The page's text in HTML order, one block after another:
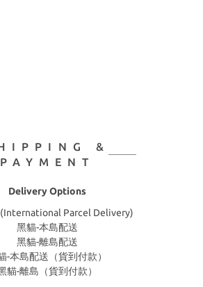
&
PAYMENT
Delivery Options
Parcel Delivery)
黑貓-本島配送
黑貓-離島配送
-本島配送（貨到付款）
貓-離島（貨到付款）